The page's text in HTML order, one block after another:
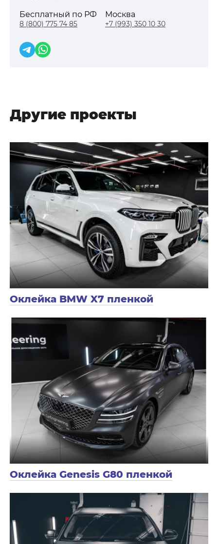
Бесплатный по РФ
8 (800) 775 74 85
Москва
+7 (993) 350 10 30
Другие проекты
Оклейка BMW X7 пленкой
Оклейка Genesis G80 пленкой